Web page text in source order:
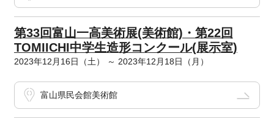
第33回富山一高美術展(美術館)・第22回
TOMIICHI中学生造形コンクール(展示室)
2023年12月16日（土） ～ 2023年12月18日（月）
富山県民会館美術館